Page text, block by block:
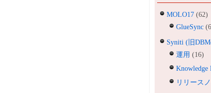
MOLO17 (62)
GlueSync
Syniti (旧
運用 (16)
Knowledge
リリース